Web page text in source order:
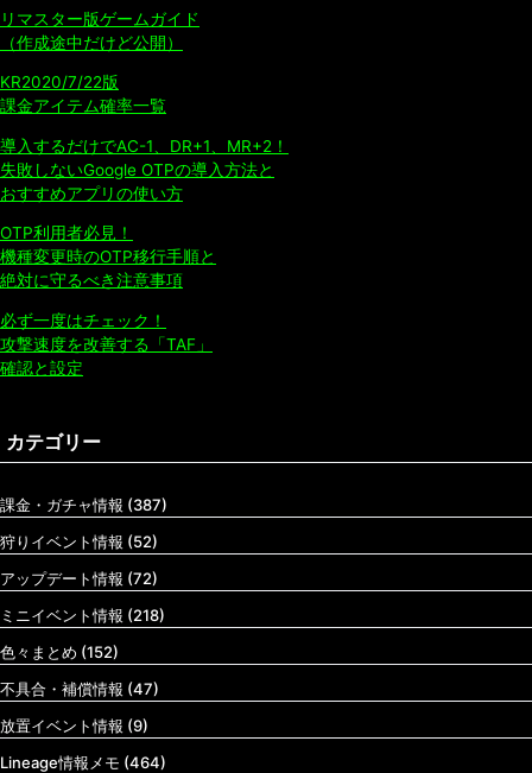
リマスター版ゲームガイド
（作成途中だけど公開）
KR2020/7/22版
課金アイテム確率一覧
導入するだけでAC-1、DR+1、MR+2！
失敗しないGoogle OTPの導入方法と
おすすめアプリの使い方
OTP利用者必見！
機種変更時のOTP移行手順と
絶対に守るべき注意事項
必ず一度はチェック！
攻撃速度を改善する「TAF」
確認と設定
カテゴリー
課金・ガチャ情報 (387)
狩りイベント情報 (52)
アップデート情報 (72)
ミニイベント情報 (218)
色々まとめ (152)
不具合・補償情報 (47)
放置イベント情報 (9)
Lineage情報メモ (464)